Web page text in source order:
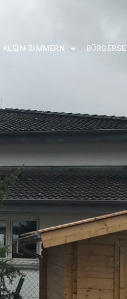
KLEIN-ZIMMERN